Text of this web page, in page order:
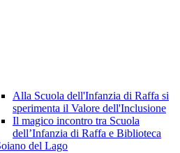
Alla Scuola dell'Infanzia di Raffa si
sperimenta il Valore dell'Inclusione
Il magico incontro tra Scuola
dell’Infanzia di Raffa e Biblioteca
del Lago